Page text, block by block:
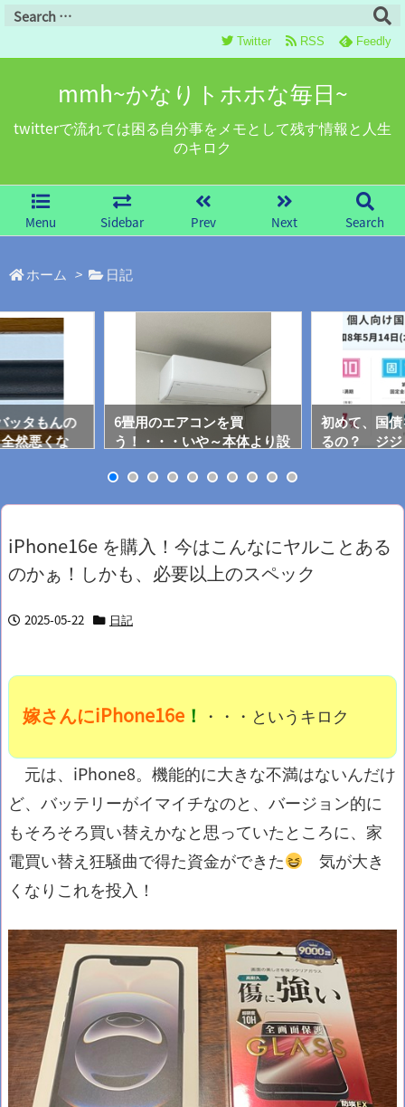
mmh~かなりトホホな毎日~
twitterで流れては困る自分事をメモとして残す情報と人生
のキロク
Menu Sidebar Prev Next Search
Twitter RSS Feedly
ホーム > 日記
ッタもんの
然悪くな
6畳用のエアコンを買
う！・・・いや～本体より設
初めて、国
るの？ ジジ
iPhone16e を購入！今はこんなにヤルことある
のかぁ！しかも、必要以上のスペック
2025-05-22 日記
嫁さんにiPhone16e ！ ・・・というキロク
元は、iPhone8。機能的に大きな不満はないんだけ
ど、バッテリーがイマイチなのと、バージョン的に
もそろそろ買い替えかなと思っていたところに、家
電買い替え狂騒曲で得た資金ができた
気が大き
くなりこれを投入！